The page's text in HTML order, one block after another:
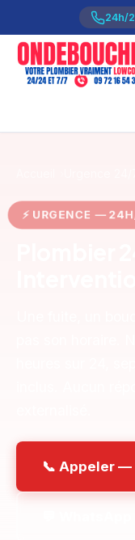
24h/
⚡ URGENCE —
📞 Appeler —